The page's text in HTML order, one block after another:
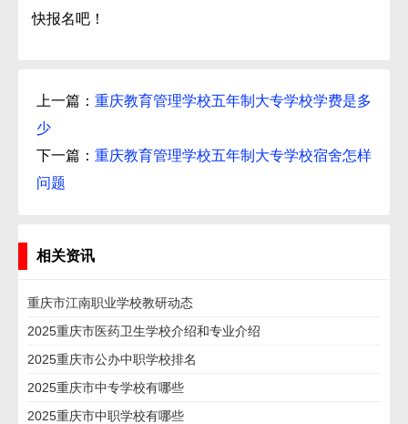
快报名吧！
上一篇： 重庆教育管理学校五年制大专学校学费是多
少
下一篇： 重庆教育管理学校五年制大专学校宿舍怎样
问题
相关资讯
重庆市江南职业学校教研动态
2025重庆市医药卫生学校介绍和专业介绍
2025重庆市公办中职学校排名
2025重庆市中专学校有哪些
2025重庆市中职学校有哪些